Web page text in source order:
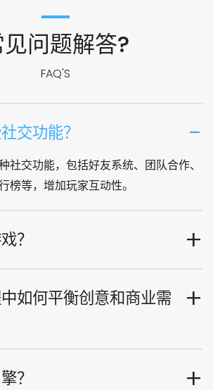
问题解答?
FAQ'S
交功能？
社交功能，包括好友系统、团队合作、
榜等，增加玩家互动性。
？
如何平衡创意和商业需
？